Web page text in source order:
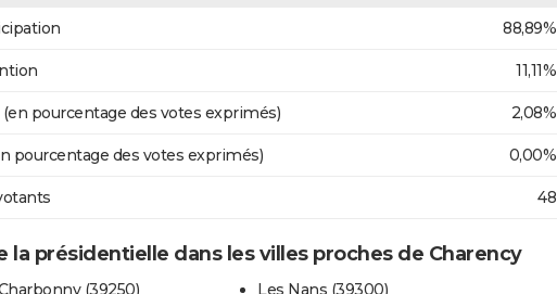
88,89%
11,11%
pourcentage des votes exprimés) 2,08%
pourcentage des votes exprimés) 0,00%
48
la présidentielle dans les villes proches de Charency
(39250)
Les Nans (39300)